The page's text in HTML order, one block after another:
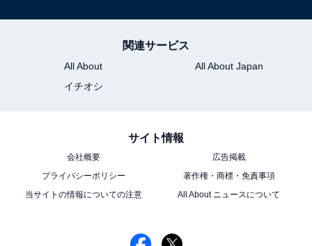
思う作品ランキング！ 2位『100万ドルの五稜
1
関連サービス
All About
All About Japan
イチオシ
サイト情報
会社概要
広告掲載
プライバシーポリシー
著作権・商標・免責事項
当サイトの情報についての注意
All About ニュースについて